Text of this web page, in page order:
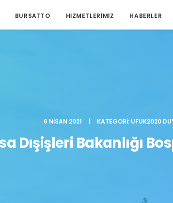
BURSATTO HIZMETLERIMIZ HABERLER
6 NISAN 2021 | KATEGORI: UFUK2020
Dışişleri Bakanlığı